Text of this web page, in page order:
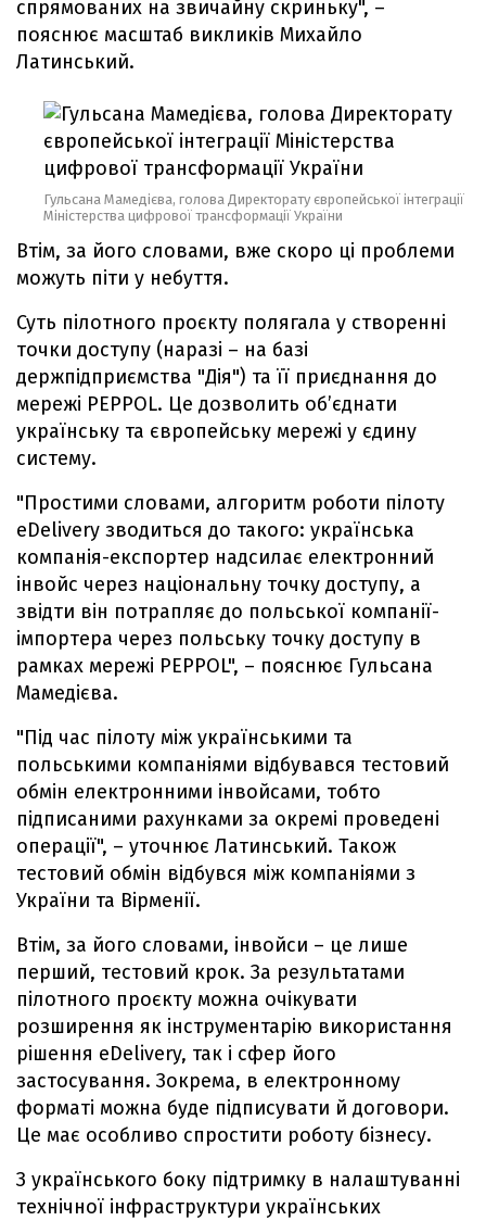
спрямованих на звичайну скриньку", –
пояснює масштаб викликів Михайло
Латинський.
Гульсана Мамедієва, голова Директорату європейської інтеграції
Міністерства цифрової трансформації України
Втім, за його словами, вже скоро ці проблеми
можуть піти у небуття.
Суть пілотного проєкту полягала у створенні
точки доступу (наразі – на базі
держпідприємства "Дія") та її приєднання до
мережі PEPPOL. Це дозволить об’єднати
українську та європейську мережі у єдину
систему.
"Простими словами, алгоритм роботи пілоту
eDelivery зводиться до такого: українська
компанія-експортер надсилає електронний
інвойс через національну точку доступу, а
звідти він потрапляє до польської компанії-
імпортера через польську точку доступу в
рамках мережі PEPPOL", – пояснює Гульсана
Мамедієва.
"Під час пілоту між українськими та
польськими компаніями відбувався тестовий
обмін електронними інвойсами, тобто
підписаними рахунками за окремі проведені
операції", – уточнює Латинський. Також
тестовий обмін відбувся між компаніями з
України та Вірменії.
Втім, за його словами, інвойси – це лише
перший, тестовий крок. За результатами
пілотного проєкту можна очікувати
розширення як інструментарію використання
рішення eDelivery, так і сфер його
застосування. Зокрема, в електронному
форматі можна буде підписувати й договори.
Це має особливо спростити роботу бізнесу.
З українського боку підтримку в налаштуванні
технічної інфраструктури українських